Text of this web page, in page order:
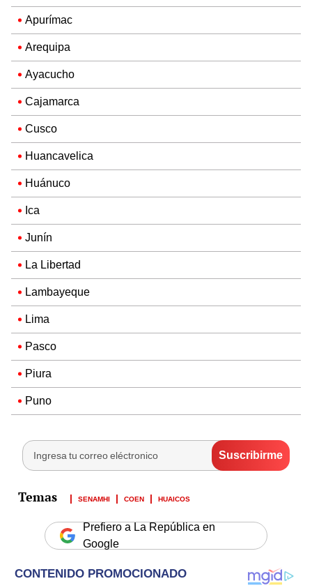
Apurímac
Arequipa
Ayacucho
Cajamarca
Cusco
Huancavelica
Huánuco
Ica
Junín
La Libertad
Lambayeque
Lima
Pasco
Piura
Puno
SENAMHI COEN HUAICOS
Prefiero a La República en
Google